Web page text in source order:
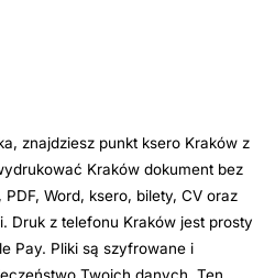
znajdziesz punkt ksero Kraków z
Kraków dokument bez
Word, ksero, bilety, CV oraz
Druk z telefonu Kraków jest prosty
Pay. Pliki są szyfrowane i